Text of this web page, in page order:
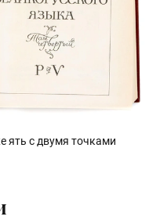
ять с двумя точками